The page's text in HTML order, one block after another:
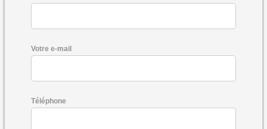
Votre e-mail
Téléphone